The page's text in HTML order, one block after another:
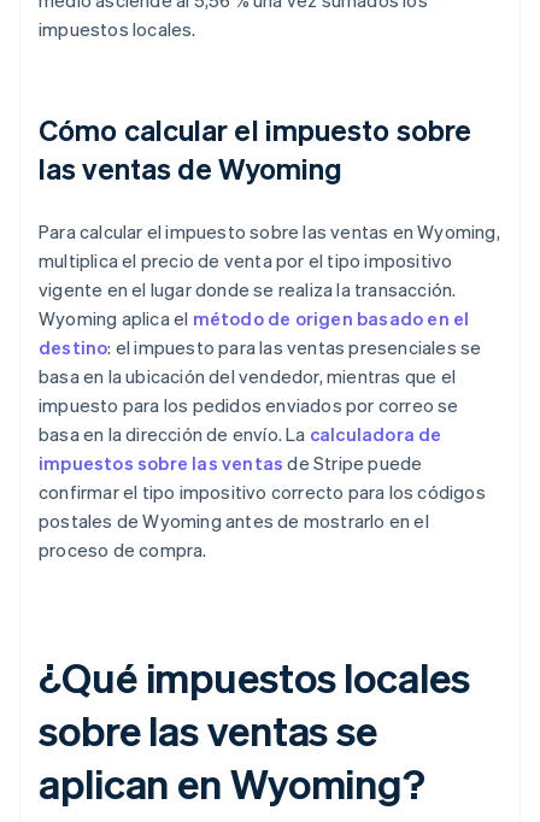
impuestos locales.
Cómo calcular el impuesto sobre
las ventas de Wyoming
Para calcular el impuesto sobre las ventas en Wyoming,
multiplica el precio de venta por el tipo impositivo
vigente en el lugar donde se realiza la transacción.
Wyoming aplica el método de origen basado en el
destino: el impuesto para las ventas presenciales se
basa en la ubicación del vendedor, mientras que el
impuesto para los pedidos enviados por correo se
basa en la dirección de envío. La calculadora de
impuestos sobre las ventas de Stripe puede
confirmar el tipo impositivo correcto para los códigos
postales de Wyoming antes de mostrarlo en el
proceso de compra.
¿Qué impuestos locales
sobre las ventas se
aplican en Wyoming?